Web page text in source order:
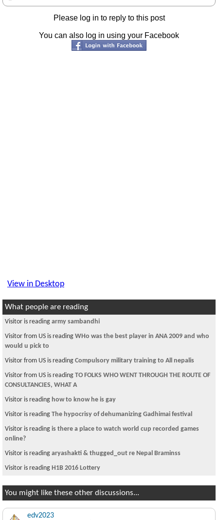
Please log in to reply to this post
You can also log in using your Facebook
View in Desktop
What people are reading
Visitor is reading army sambandhi
Visitor from US is reading WHo was the best player in ANA 2009 and who
would u pick to
Visitor from US is reading Compulsory military training to All nepalis
Visitor from US is reading TO FOLKS WHO WENT THROUGH THE ROUTE OF
CONSULTANCIES, WHAT A
Visitor is reading how to know he is gay
Visitor is reading The hypocrisy of dehumanizing Gadhimai festival
Visitor is reading is there a place to watch world cup recorded games
online?
Visitor is reading aryashakti & thugged_out re Nepal Braminss
Visitor is reading H1B 2016 Lottery
You might like these other discussions...
edv2023